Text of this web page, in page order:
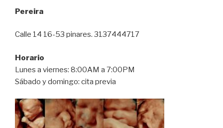
Pereira
Calle 14 16-53 pinares. 3137444717
Horario
Lunes a viernes: 8:00AM a 7:00PM
Sábado y domingo: cita previa